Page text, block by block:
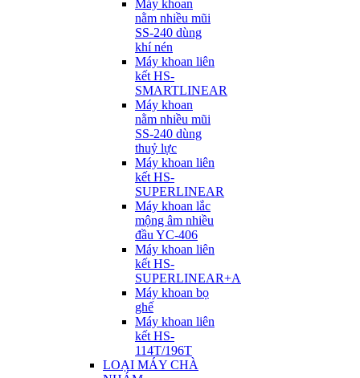
Máy khoan
nằm nhiều mũi
SS-240 dùng
khí nén
Máy khoan liên
kết HS-
SMARTLINEAR
Máy khoan
nằm nhiều mũi
SS-240 dùng
thuỷ lực
Máy khoan liên
kết HS-
SUPERLINEAR
Máy khoan lắc
mộng âm nhiều
đầu YC-406
Máy khoan liên
kết HS-
SUPERLINEAR+A
Máy khoan bọ
ghế
Máy khoan liên
kết HS-
114T/196T
LOẠI MÁY CHÀ